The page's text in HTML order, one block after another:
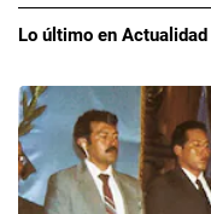
Lo último en Actualidad